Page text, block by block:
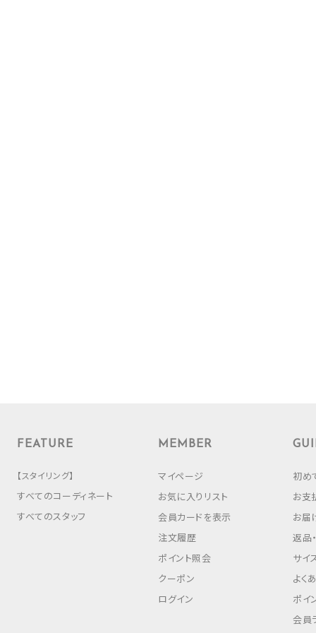
FEATURE
【スタイリング】
すべてのコーディネート
すべてのスタッフ
MEMBER
マイページ
お気に入りリスト
会員カードを表示
注文履歴
ポイント照会
クーポン
ログイン
初め
お支
お届
返品
サイ
よく
ポイ
会員